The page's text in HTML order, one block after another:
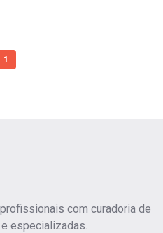
1
com curadoria de
especializadas.